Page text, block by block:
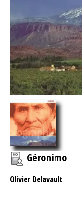
Géronimo
Olivier Delavault